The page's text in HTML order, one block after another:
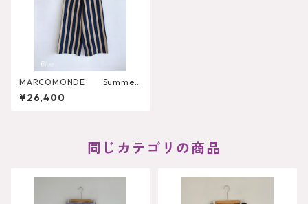
MARCOMONDE Summer
Knit Pants
¥26,400
同じカテゴリの商品